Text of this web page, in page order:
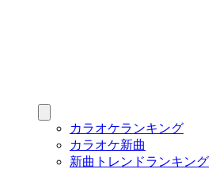
カラオケランキング
カラオケ新曲
新曲トレンドランキング